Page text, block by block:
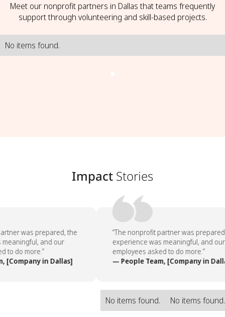
Meet our nonprofit partners in Dallas that teams frequently
support through volunteering and skill-based projects.
No items found.
Impact Stories
was prepared, the
and our
to do more.”
[Company in Dallas]
“The nonprofit partner was
experience was meaningful, and our
employees asked to do more.”
— People Team, [Company in
No items found. No items